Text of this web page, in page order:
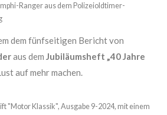
Ranger aus dem Polizeioldtimer-
dem fünfseitigen Bericht von
aus dem Jubiläumsheft „40 Jahre
auf mehr machen.